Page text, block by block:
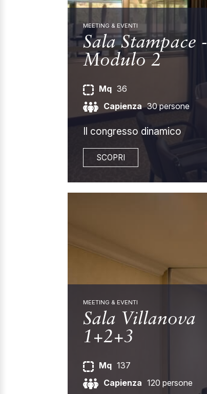
MEETING & EVENTI
Sala Stampace -
Modulo 2
Mq 36
Capienza 30 persone
Il congresso dinamico
SCOPRI
MEETING & EVENTI
Sala Villanova
1+2+3
Mq 137
Capienza 120 persone